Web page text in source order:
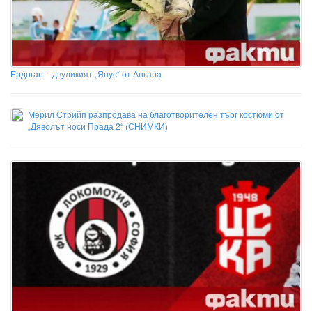
Ердоган – двуликият „Янус“ от Анкара
Мерил Стрийп разпродава на благотворителен търг костюми от
„Дяволът носи Прада 2“ (СНИМКИ)